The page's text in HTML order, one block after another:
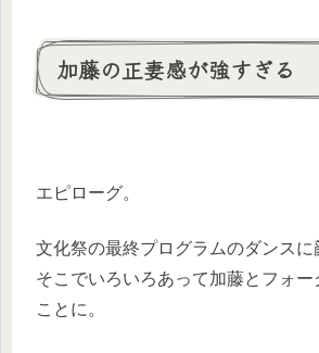
加藤の正妻感が強すぎる
エピローグ。
文化祭の最終プログラムのダンスに
そこでいろいろあって加藤とフォー
ことに。